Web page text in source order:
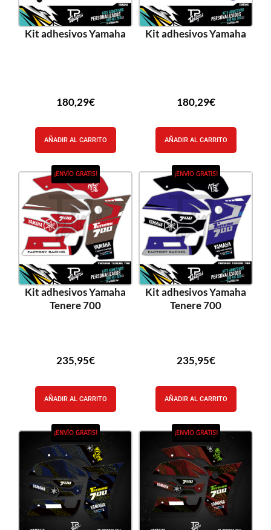
Kit adhesivos Yamaha
180,29€
AÑADIR AL CARRITO
Kit adhesivos Yamaha
180,29€
AÑADIR AL CARRITO
¡ENVÍO GRATIS!
Kit adhesivos Yamaha
Tenere 700
235,95€
AÑADIR AL CARRITO
¡ENVÍO GRATIS!
Kit adhesivos Yamaha
Tenere 700
235,95€
AÑADIR AL CARRITO
¡ENVÍO GRATIS! ¡ENVÍO GRATIS!